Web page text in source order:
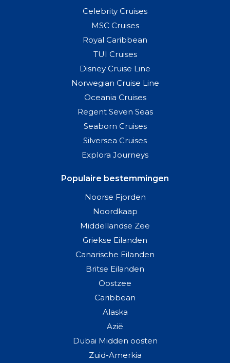
Celebrity Cruises
MSC Cruises
Royal Caribbean
TUI Cruises
Disney Cruise Line
Norwegian Cruise Line
Oceania Cruises
Regent Seven Seas
Seaborn Cruises
Silversea Cruises
Explora Journeys
Populaire bestemmingen
Noorse Fjorden
Noordkaap
Middellandse Zee
Griekse Eilanden
Canarische Eilanden
Britse Eilanden
Oostzee
Caribbean
Alaska
Azië
Dubai Midden oosten
Zuid-Amerkia